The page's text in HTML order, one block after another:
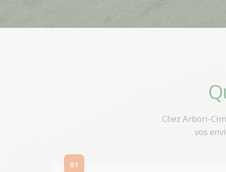
Chez Arbori-
vos
01